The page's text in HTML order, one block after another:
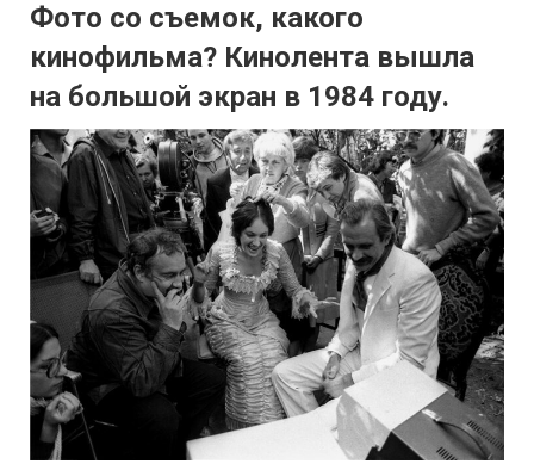
Фото со съемок, какого
кинофильма? Кинолента вышла
на большой экран в 1984 году.